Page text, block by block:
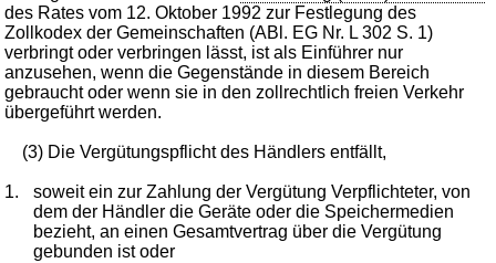
des Rates vom 12. Oktober 1992 zur Festlegung des
Zollkodex der Gemeinschaften (ABl. EG Nr. L 302 S. 1)
verbringt oder verbringen lässt, ist als Einführer nur
anzusehen, wenn die Gegenstände in diesem Bereich
gebraucht oder wenn sie in den zollrechtlich freien Verkehr
übergeführt werden.
(3) Die Vergütungspflicht des Händlers entfällt,
1.
soweit ein zur Zahlung der Vergütung Verpflichteter, von
dem der Händler die Geräte oder die Speichermedien
bezieht, an einen Gesamtvertrag über die Vergütung
gebunden ist oder